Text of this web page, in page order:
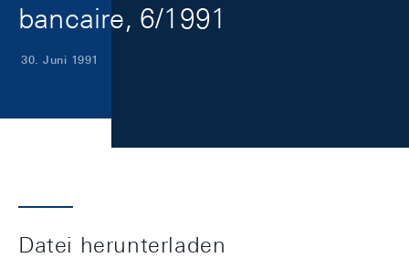
bancaire, 6/1991
30. Juni 1991
Datei herunterladen